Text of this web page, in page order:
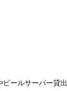
ールサーバー貸